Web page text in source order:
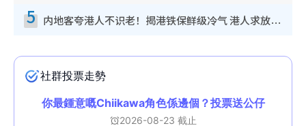
5 内地客夸港人不识老！揭港铁保鲜级冷气 港人求放过：别投诉